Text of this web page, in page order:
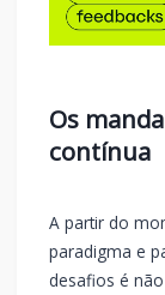
Os
contínua
A partir do
paradigma e
desafios é